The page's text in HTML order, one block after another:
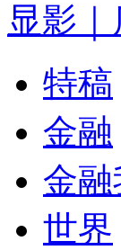
显影
特稿
金融
金融
世界